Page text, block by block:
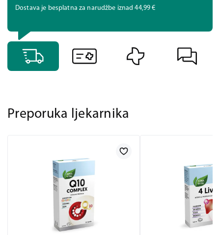
Dostava je besplatna za narudžbe iznad 44,99 €
Preporuka ljekarnika